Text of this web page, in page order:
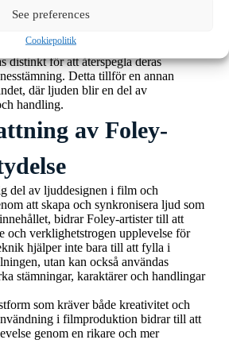
See preferences
Cookiepolitik
effekt.
Ljudet av en viss karaktärs fotsteg
distinkt för att återspegla deras
Detta tillför en annan
där ljuden blir en del av
handling.
av Foley-
del av ljuddesignen i film och
att skapa och synkronisera ljud som
bidrar Foley-artister till att
och verklighetstrogen upplevelse för
hjälper inte bara till att fylla i
utan kan också användas
stämningar, karaktärer och handlingar
som kräver både kreativitet och
i filmproduktion bidrar till att
genom en rikare och mer